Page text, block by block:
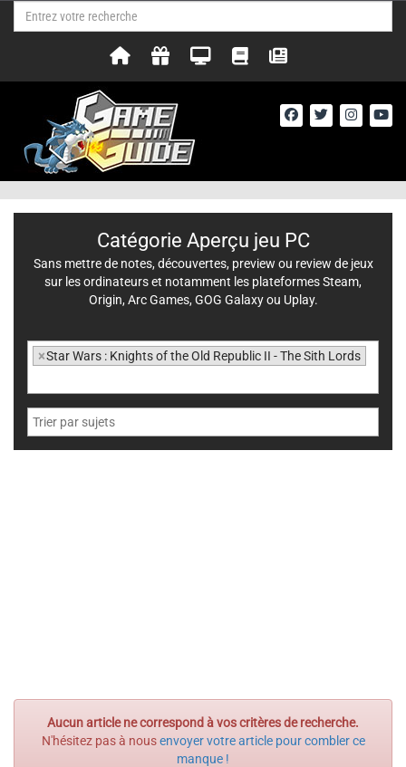
Aucun article ne correspond à vos critères de recherche.
N'hésitez pas à nousenvoyer votre article pour combler ce
manque !
Catégorie Aperçu jeu PC
Sans mettre de notes, découvertes, preview ou review de jeux
sur les ordinateurs et notamment les plateformes Steam,
Origin, Arc Games, GOG Galaxy ou Uplay.
×Star Wars : Knights of the Old Republic II - The Sith Lords